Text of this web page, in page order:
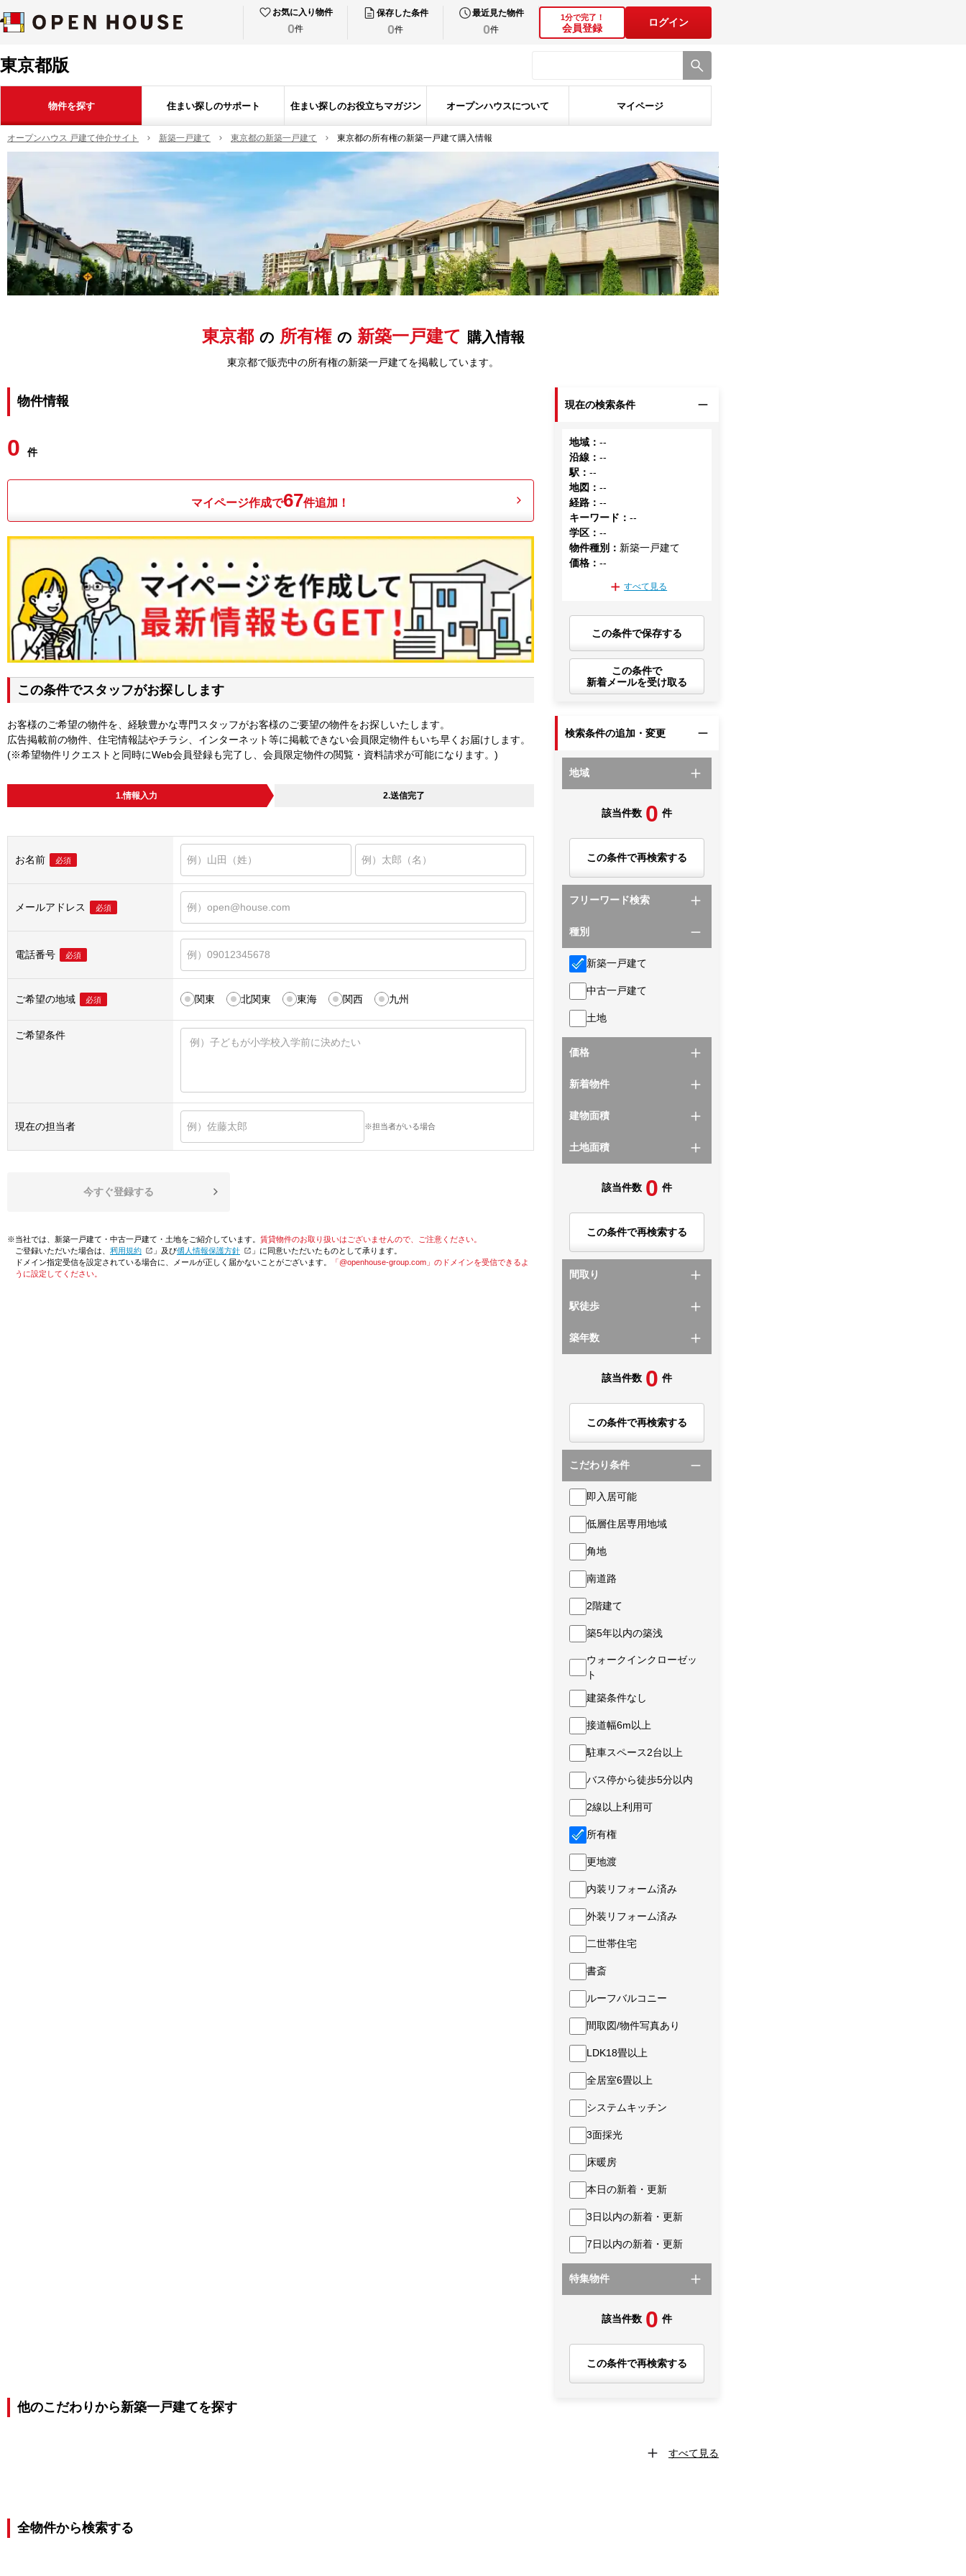
お気に入り物件
0件
保存した条件
0件
最近見た物件
0件
1分で完了！
会員登録
ログイン
東京都版
物件を探す 住まい探しのサポート 住まい探しのお役立ちマガジン オープンハウスについて マイページ
オープンハウス 戸建て仲介サイト 新築一戸建て 東京都の新築一戸建て 東京都の所有権の新築一戸建て購入情報
東京都 の 所有権 の 新築一戸建て 購入情報
東京都で販売中の所有権の新築一戸建てを掲載しています。
物件情報
0 件
マイページ作成で67件追加！
この条件でスタッフがお探しします
お客様のご希望の物件を、経験豊かな専門スタッフがお客様のご要望の物件をお探しいたします。
広告掲載前の物件、住宅情報誌やチラシ、インターネット等に掲載できない会員限定物件もいち早くお届けします。
(※希望物件リクエストと同時にWeb会員登録も完了し、会員限定物件の閲覧・資料請求が可能になります。)
1.情報入力 2.送信完了
お名前 必須
メールアドレス 必須
電話番号 必須
ご希望の地域 必須 関東 北関東 東海 関西 九州
ご希望条件
現在の担当者 ※担当者がいる場合
今すぐ登録する
※当社では、新築一戸建て・中古一戸建て・土地をご紹介しています。 賃貸物件のお取り扱いはございませんので、ご注意ください。
ご登録いただいた場合は、「利用規約 」及び「個人情報保護方針
」に同意いただいたものとして承ります。
ドメイン指定受信を設定されている場合に、メールが正しく届かないことがございます。
「@openhouse-group.com」のドメインを受信できるよ
うに設定してください。
現在の検索条件
地域 ：--
沿線 ：--
駅 ：--
地図 ：--
経路 ：--
キーワード ：--
学区 ：--
物件種別 ： 新築一戸建て
価格 ：--
すべて見る
この条件で保存する
この条件で
新着メールを受け取る
検索条件の追加・変更
地域
該当件数 0 件
この条件で再検索する
フリーワード検索
種別
新築一戸建て
中古一戸建て
土地
価格
新着物件
建物面積
土地面積
該当件数 0 件
この条件で再検索する
間取り
駅徒歩
築年数
該当件数 0 件
この条件で再検索する
こだわり条件
即入居可能
低層住居専用地域
角地
南道路
2階建て
築5年以内の築浅
ウォークインクローゼッ
ト
建築条件なし
接道幅6m以上
駐車スペース2台以上
バス停から徒歩5分以内
2線以上利用可
所有権
更地渡
内装リフォーム済み
外装リフォーム済み
二世帯住宅
書斎
ルーフバルコニー
間取図/物件写真あり
LDK18畳以上
全居室6畳以上
システムキッチン
3面採光
床暖房
本日の新着・更新
3日以内の新着・更新
7日以内の新着・更新
特集物件
該当件数 0 件
この条件で再検索する
他のこだわりから新築一戸建てを探す
すべて見る
全物件から検索する